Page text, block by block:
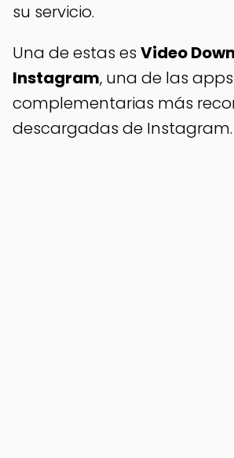
su servicio.
Una de estas es Video
Instagram, una de las apps
complementarias más
descargadas de Instagram.